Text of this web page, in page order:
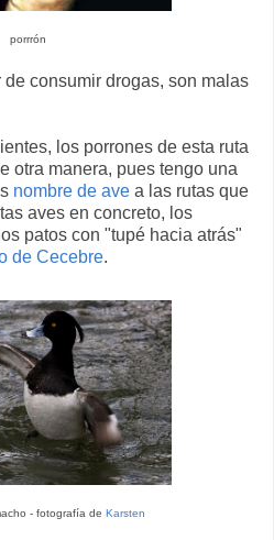
porrrón
consumir drogas, son malas
los porrones de esta ruta
otra manera, pues tengo una
nombre de ave a las rutas que
aves en concreto, los
patos con "tupé hacia atrás"
de Cecebre.
- fotografía de Karsten